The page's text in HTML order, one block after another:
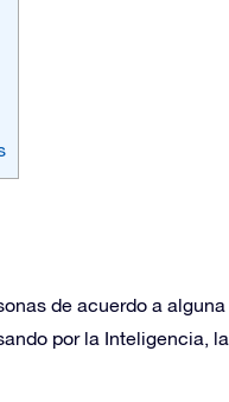
de acuerdo a alguna
por la Inteligencia, la